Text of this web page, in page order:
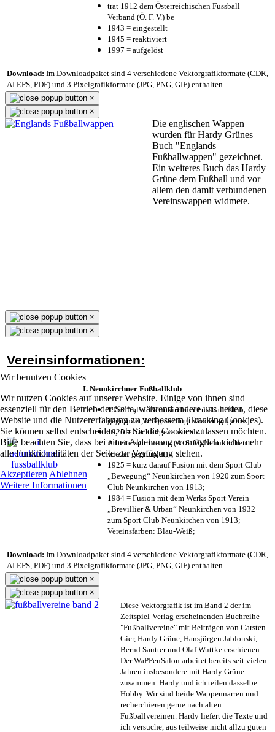
Wir benutzen Cookies
Wir nutzen Cookies auf unserer Website. Einige von ihnen sind
essenziell für den Betrieb der Seite, während andere uns helfen, diese
Website und die Nutzererfahrung zu verbessern (Tracking Cookies).
Sie können selbst entscheiden, ob Sie die Cookies zulassen möchten.
Bitte beachten Sie, dass bei einer Ablehnung womöglich nicht mehr
alle Funktionalitäten der Seite zur Verfügung stehen.
Akzeptieren Ablehnen
Weitere Informationen
trat 1912 dem Österreichischen Fussball
Verband (Ö. F. V.) be
1943 = eingestellt
1945 = reaktiviert
1997 = aufgelöst
Download: Im Downloadpaket sind 4 verschiedene Vektorgrafikformate (CDR,
AI EPS, PDF) und 3 Pixelgrafikformate (JPG, PNG, GIF) enthalten.
×
×
Die englischen Wappen
wurden für Hardy Grünes
Buch "Englands
Fußballwappen" gezeichnet.
Ein weiteres Buch das Hardy
Grüne dem Fußball und vor
allem den damit verbundenen
Vereinswappen widmete.
×
×
Vereinsinformationen:
I. Neunkirchner Fußballklub
1913 = als I. Neunkirchner Fussball-Klub
gegründet, kriegsbedingt wieder aufgelöst;
1925 = Nachfolgeverein als 1.
Arbeitersportverein (A. S. V.) Neunkirchen
wieder gegründet;
1925 = kurz darauf Fusion mit dem Sport Club
„Bewegung“ Neunkirchen von 1920 zum Sport
Club Neunkirchen von 1913;
1984 = Fusion mit dem Werks Sport Verein
„Brevillier & Urban“ Neunkirchen von 1932
zum Sport Club Neunkirchen von 1913;
Vereinsfarben: Blau-Weiß;
Download: Im Downloadpaket sind 4 verschiedene Vektorgrafikformate (CDR,
AI EPS, PDF) und 3 Pixelgrafikformate (JPG, PNG, GIF) enthalten.
×
×
Diese Vektorgrafik ist im Band 2 der im
Zeitspiel-Verlag erscheinenden Buchreihe
"Fußballvereine" mit Beiträgen von Carsten
Gier, Hardy Grüne, Hansjürgen Jablonski,
Bernd Sautter und Olaf Wuttke erschienen.
Der WaPPenSalon arbeitet bereits seit vielen
Jahren insbesondere mit Hardy Grüne
zusammen. Hardy und ich teilen dasselbe
Hobby. Wir sind beide Wappennarren und
recherchieren gerne nach alten
Fußballvereinen. Hardy liefert die Texte und
ich versuche, aus teilweise nicht allzu guten